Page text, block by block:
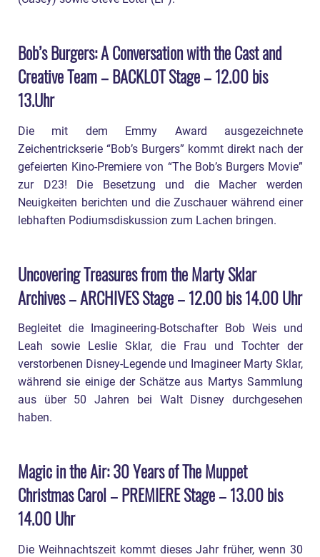
Bob’s Burgers: A Conversation with the Cast and
Creative Team – BACKLOT Stage – 12.00 bis
13.Uhr
Die mit dem Emmy Award ausgezeichnete
Zeichentrickserie “Bob’s Burgers” kommt direkt nach der
gefeierten Kino-Premiere von “The Bob’s Burgers Movie”
zur D23! Die Besetzung und die Macher werden
Neuigkeiten berichten und die Zuschauer während einer
lebhaften Podiumsdiskussion zum Lachen bringen.
Uncovering Treasures from the Marty Sklar
Archives – ARCHIVES Stage – 12.00 bis 14.00 Uhr
Begleitet die Imagineering-Botschafter Bob Weis und
Leah sowie Leslie Sklar, die Frau und Tochter der
verstorbenen Disney-Legende und Imagineer Marty Sklar,
während sie einige der Schätze aus Martys Sammlung
aus über 50 Jahren bei Walt Disney durchgesehen
haben.
Magic in the Air: 30 Years of The Muppet
Christmas Carol – PREMIERE Stage – 13.00 bis
14.00 Uhr
Die Weihnachtszeit kommt dieses Jahr früher, wenn 30